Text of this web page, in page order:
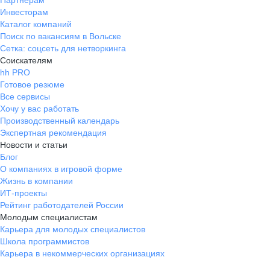
Инвесторам
Каталог компаний
Поиск по вакансиям в Вольске
Сетка: соцсеть для нетворкинга
Соискателям
hh PRO
Готовое резюме
Все сервисы
Хочу у вас работать
Производственный календарь
Экспертная рекомендация
Новости и статьи
Блог
О компаниях в игровой форме
Жизнь в компании
ИТ-проекты
Рейтинг работодателей России
Молодым специалистам
Карьера для молодых специалистов
Школа программистов
Карьера в некоммерческих организациях